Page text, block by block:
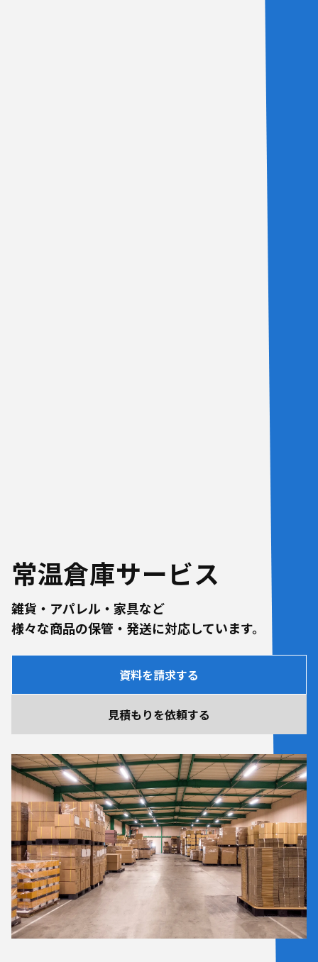
常温倉庫サービス
雑貨・アパレル・家具など
様々な商品の保管・発送に対応しています。
資料を請求する
見積もりを依頼する